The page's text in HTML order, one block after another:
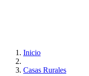
Inicio
Casas Rurales